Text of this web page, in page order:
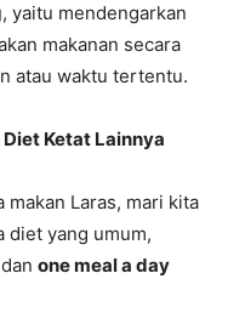
, yaitu mendengarkan
makanan secara
atau waktu tertentu.
Ketat Lainnya
Laras, mari kita
diet yang umum,
one meal a day